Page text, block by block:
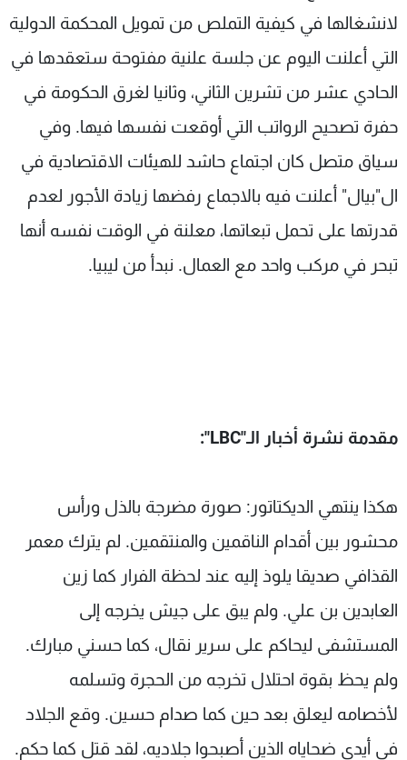
لانشغالها في كيفية التملص من تمويل المحكمة الدولية
التي أعلنت اليوم عن جلسة علنية مفتوحة ستعقدها في
الحادي عشر من تشرين الثاني، وثانيا لغرق الحكومة في
حفرة تصحيح الرواتب التي أوقعت نفسها فيها. وفي
سياق متصل كان اجتماع حاشد للهيئات الاقتصادية في
ال"بيال" أعلنت فيه بالاجماع رفضها زيادة الأجور لعدم
قدرتها على تحمل تبعاتها، معلنة في الوقت نفسه أنها
تبحر في مركب واحد مع العمال. نبدأ من ليبيا.
مقدمة نشرة أخبار الـ"LBC
":
هكذا ينتهي الديكتاتور: صورة مضرجة بالذل ورأس
محشور بين أقدام الناقمين والمنتقمين. لم يترك معمر
القذافي صديقا يلوذ إليه عند لحظة الفرار كما زين
العابدين بن علي. ولم يبق على جيش يخرجه إلى
المستشفى ليحاكم على سرير نقال، كما حسني مبارك.
ولم يحظ بقوة احتلال تخرجه من الحجرة وتسلمه
لأخصامه ليعلق بعد حين كما صدام حسين. وقع الجلاد
في أيدي ضحاياه الذين أصبحوا جلاديه، لقد قتل كما حكم.